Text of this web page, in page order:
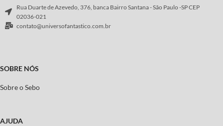
Rua Duarte de Azevedo, 376, banca Bairro Santana - São Paulo -SP CEP
02036-021
contato@universofantastico.com.br
SOBRE NÓS
Sobre o Sebo
AJUDA